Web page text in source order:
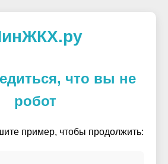
что вы не
робот
пример, чтобы продолжить: